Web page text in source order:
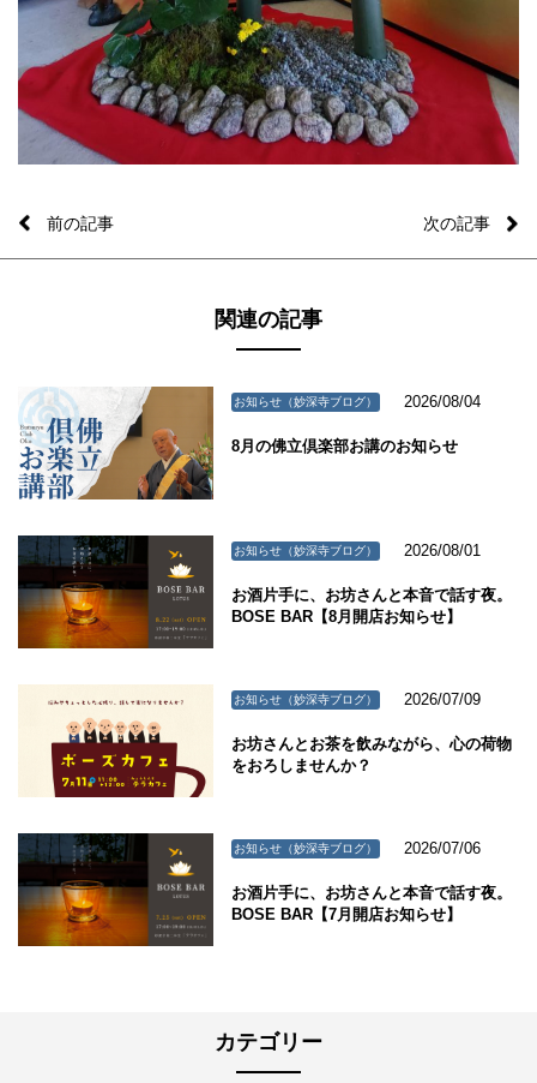
前の記事 次の記事
関連の記事
お知らせ（妙深寺ブログ） 2026/08/04
8月の佛立倶楽部お講のお知らせ
お知らせ（妙深寺ブログ） 2026/08/01
お酒片手に、お坊さんと本音で話す夜。
BOSE BAR【8月開店お知らせ】
お知らせ（妙深寺ブログ） 2026/07/09
お坊さんとお茶を飲みながら、心の荷物
をおろしませんか？
お知らせ（妙深寺ブログ） 2026/07/06
お酒片手に、お坊さんと本音で話す夜。
BOSE BAR【7月開店お知らせ】
カテゴリー